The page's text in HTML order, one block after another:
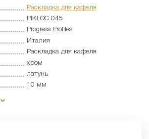
Раскладка для кафеля
PIKLOC 045
Progress Profiles
Италия
Раскладка для кафеля
хром
латунь
10 мм